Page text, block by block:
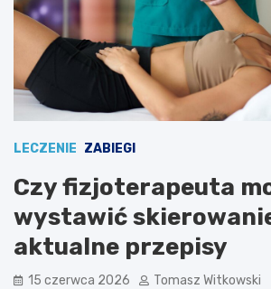
LECZENIE ZABIEGI
Czy fizjoterapeuta
wystawić skierowanie
aktualne przepisy
15 czerwca 2026 Tomasz Witkowski